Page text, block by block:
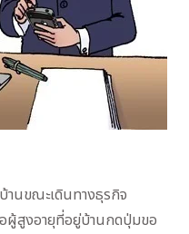
นขณะเดินทางธุรกิจ
สูงอายุที่อยู่บ้านกดปุ่มขอ